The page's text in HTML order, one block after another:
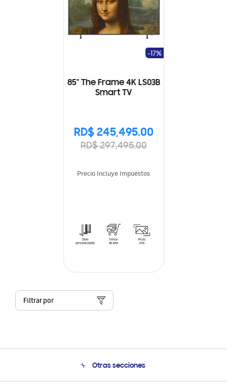
85" The Frame 4K LS03B
Smart TV
RD$ 245,495.00
RD$ 297,495.00
-17%
Precio Incluye Impuestos
Filtrar por
Otras secciones